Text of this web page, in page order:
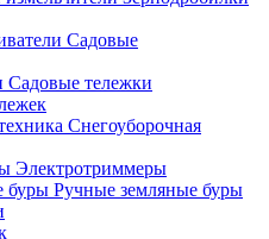
Садовые
Садовые тележки
Снегоуборочная
Электротриммеры
Ручные земляные буры